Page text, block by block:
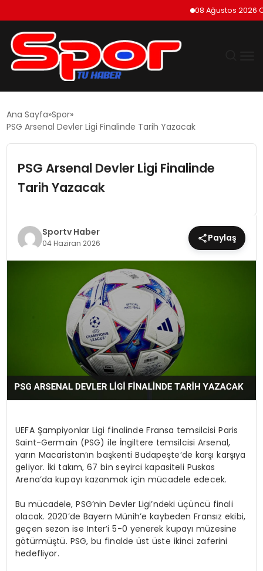
08 Ağustos 2026
EKONOMI
TEKNOLOJI
EĞITIM
Ana Sayfa Spor
PSG Arsenal Devler Ligi Finalinde Tarih Yazacak
PSG Arsenal Devler Ligi Finalinde
Tarih Yazacak
Sportv Haber
04 Haziran 2026 Paylaş
UEFA Şampiyonlar Ligi finalinde Fransa temsilcisi Paris
Saint-Germain (PSG) ile İngiltere temsilcisi Arsenal,
yarın Macaristan’ın başkenti Budapeşte’de karşı karşıya
geliyor. İki takım, 67 bin seyirci kapasiteli Puskas
Arena’da kupayı kazanmak için mücadele edecek.
Bu mücadele, PSG’nin Devler Ligi’ndeki üçüncü finali
olacak. 2020’de Bayern Münih’e kaybeden Fransız ekibi,
geçen sezon ise Inter’i 5-0 yenerek kupayı müzesine
götürmüştü. PSG, bu finalde üst üste ikinci zaferini
hedefliyor.